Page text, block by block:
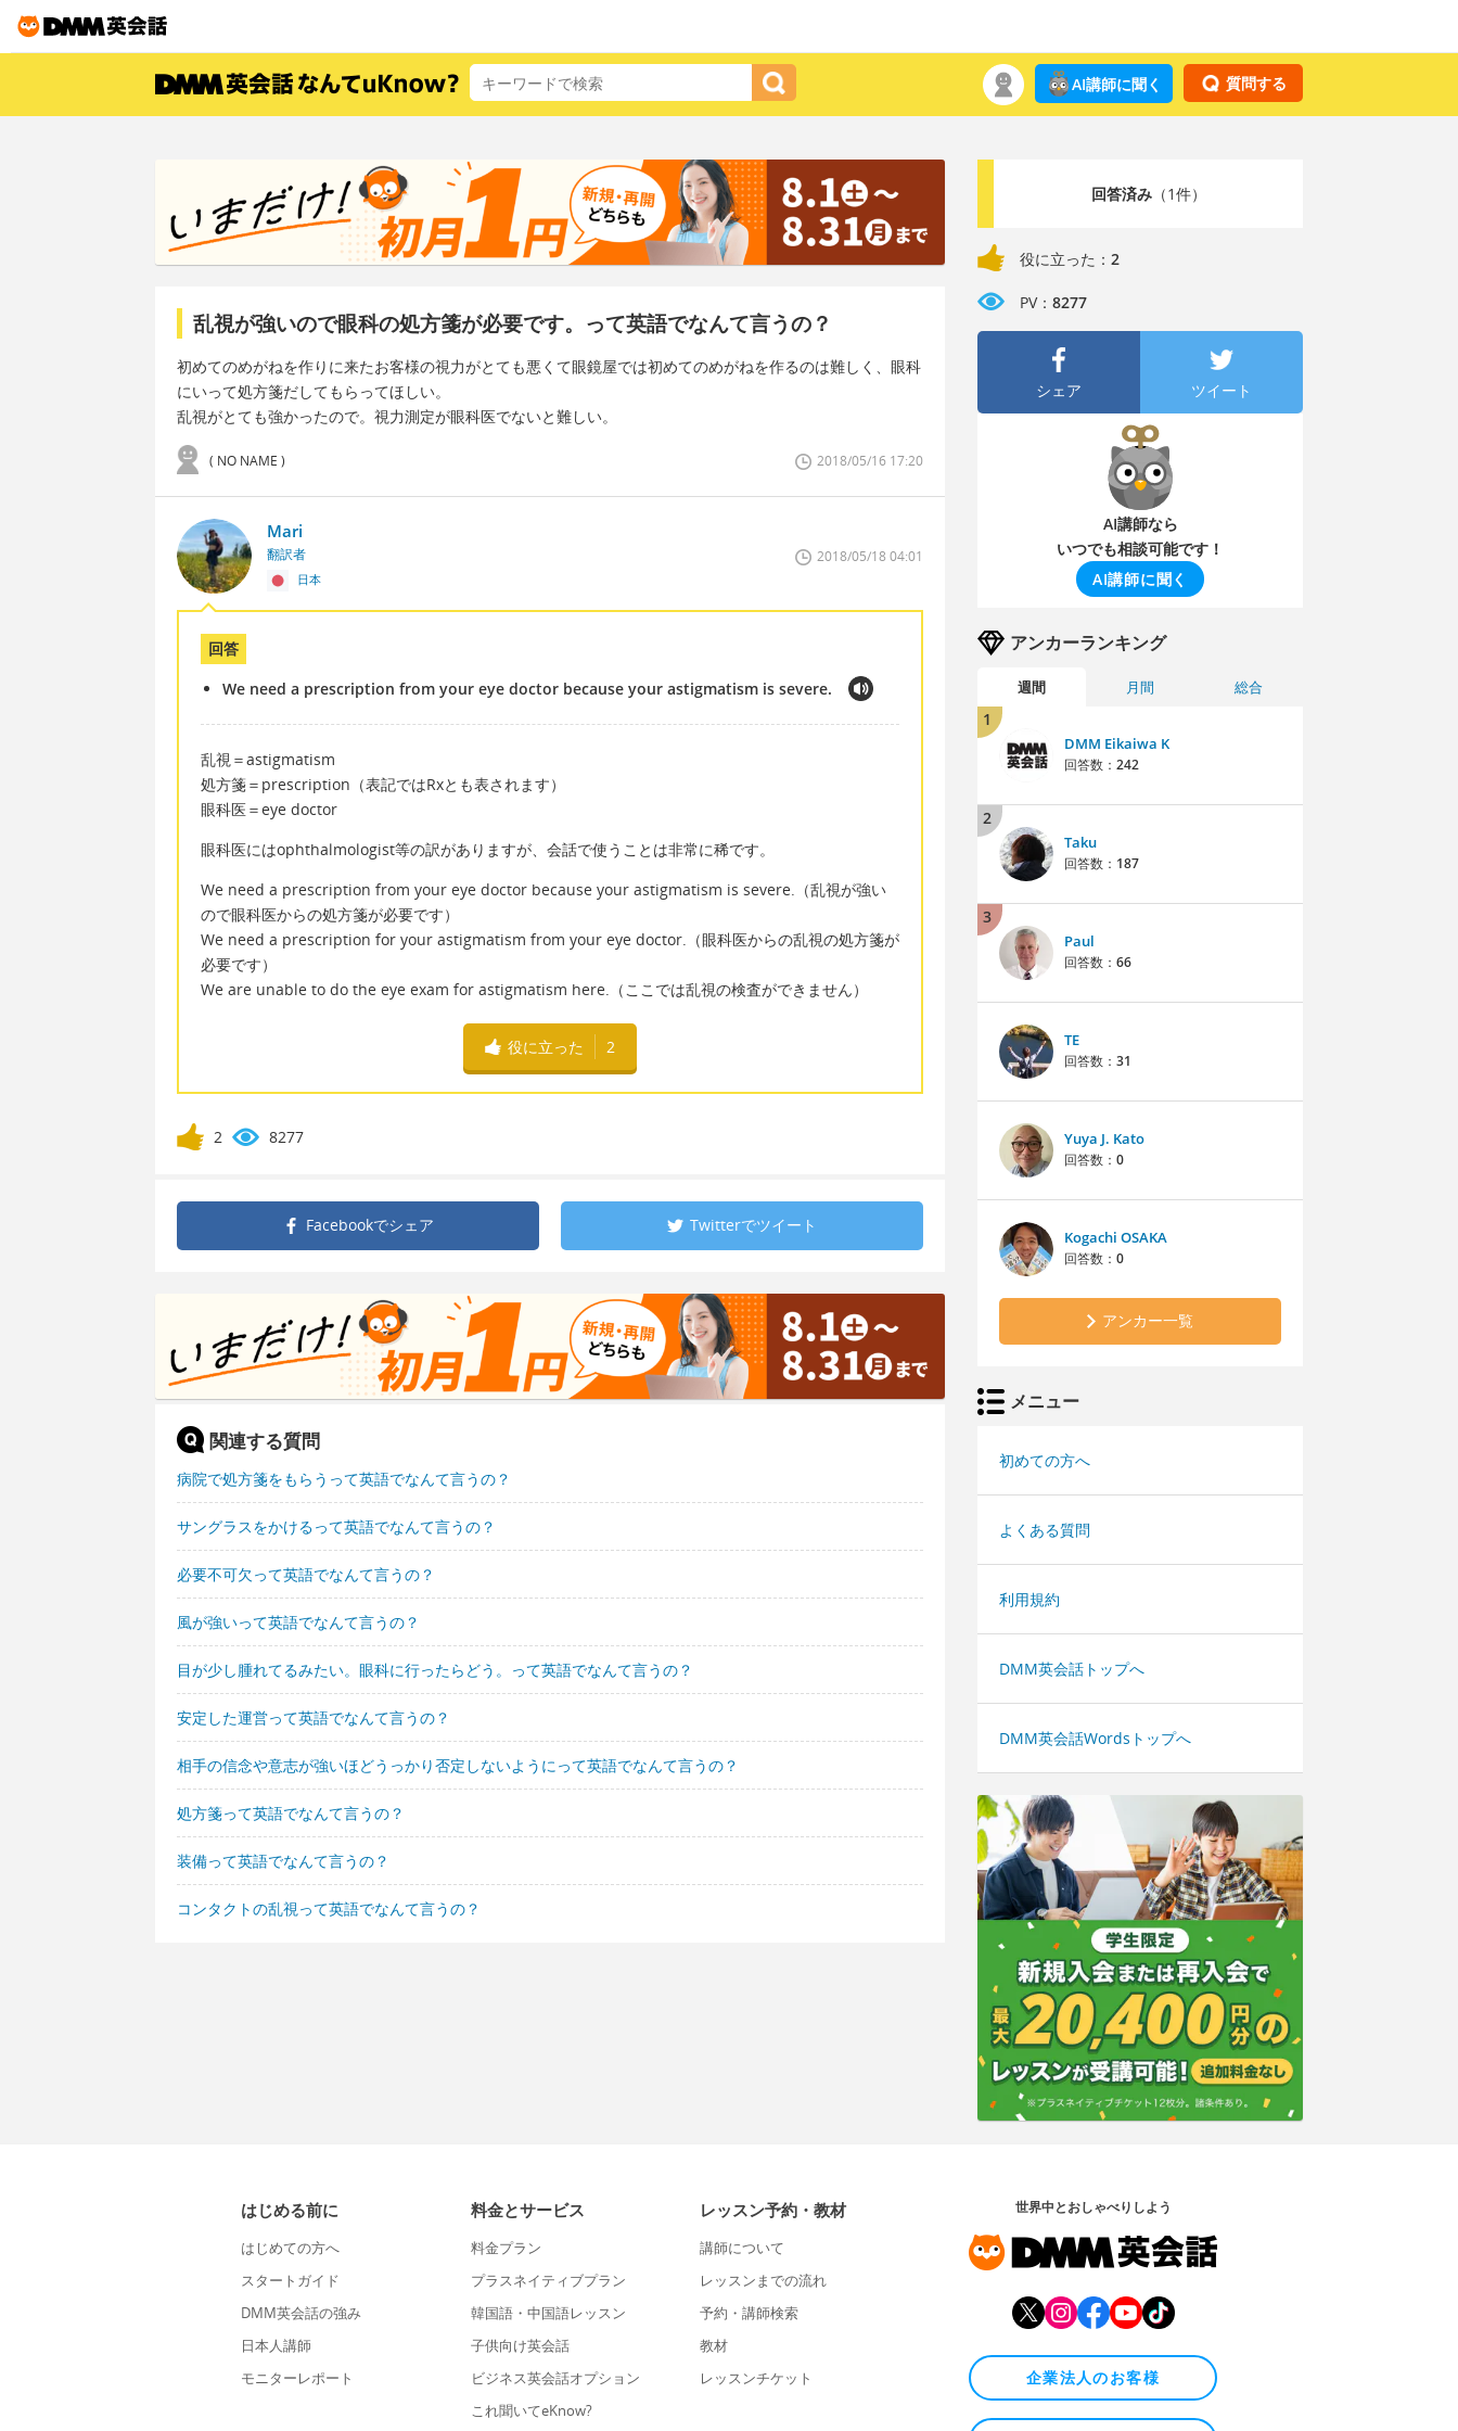
質問する
AI講師に聞く
乱視が強いので眼科の処方箋が必要です。って英語でなんて言うの？
初めてのめがねを作りに来たお客様の視力がとても悪くて眼鏡屋では初めてのめがねを作るのは難しく、眼科
にいって処方箋だしてもらってほしい。
乱視がとても強かったので。視力測定が眼科医でないと難しい。
( NO NAME ) 2018/05/16 17:20
Mari
翻訳者
日本
2018/05/18 04:01
回答
We need a prescription from your eye doctor because your astigmatism is severe.
乱視＝astigmatism
処方箋＝prescription（表記ではRxとも表されます）
眼科医＝eye doctor
眼科医にはophthalmologist等の訳がありますが、会話で使うことは非常に稀です。
We need a prescription from your eye doctor because your astigmatism is severe.（乱視が強い
ので眼科医からの処方箋が必要です）
We need a prescription for your astigmatism from your eye doctor.（眼科医からの乱視の処方箋が
必要です）
We are unable to do the eye exam for astigmatism here.（ここでは乱視の検査ができません）
役に立った 2
2 8277
Facebookでシェア Twitterでツイート
関連する質問
病院で処方箋をもらうって英語でなんて言うの？
サングラスをかけるって英語でなんて言うの？
必要不可欠って英語でなんて言うの？
風が強いって英語でなんて言うの？
目が少し腫れてるみたい。眼科に行ったらどう。って英語でなんて言うの？
安定した運営って英語でなんて言うの？
相手の信念や意志が強いほどうっかり否定しないようにって英語でなんて言うの？
処方箋って英語でなんて言うの？
装備って英語でなんて言うの？
コンタクトの乱視って英語でなんて言うの？
回答済み（1件）
役に立った： 2
PV： 8277
シェア ツイート
AI講師なら
いつでも相談可能です！
AI講師に聞く
アンカーランキング
週間 月間 総合
1
DMM Eikaiwa K
回答数： 242
2
Taku
回答数： 187
3
Paul
回答数： 66
TE
回答数： 31
Yuya J. Kato
回答数： 0
Kogachi OSAKA
回答数： 0
アンカー一覧
メニュー
初めての方へ
よくある質問
利用規約
DMM英会話トップへ
DMM英会話Wordsトップへ
はじめる前に
はじめての方へ
スタートガイド
DMM英会話の強み
日本人講師
モニターレポート
料金とサービス
料金プラン
プラスネイティブプラン
韓国語・中国語レッスン
子供向け英会話
ビジネス英会話オプション
これ聞いてeKnow?
レッスン予約・教材
講師について
レッスンまでの流れ
予約・講師検索
教材
レッスンチケット
世界中とおしゃべりしよう
企業法人のお客様